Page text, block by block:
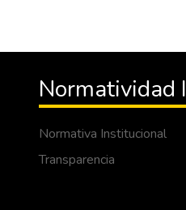
Normatividad
Normativa Institucional
Transparencia